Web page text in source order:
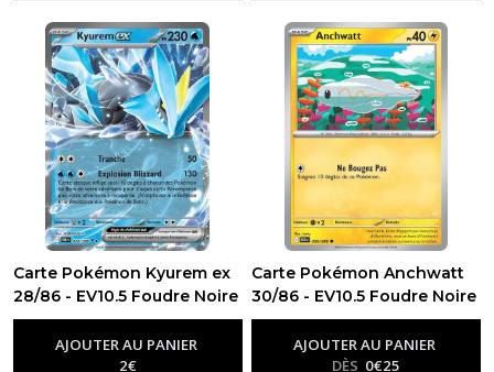
Carte Pokémon Kyurem ex
28/86 - EV10.5 Foudre Noire
-Ev10.5 - Foudre Noire
AJOUTER AU PANIER
2€
Carte Pokémon Anchwatt
30/86 - EV10.5 Foudre Noire
-Ev10.5 - Foudre Noire
AJOUTER AU PANIER
DÈS 0€25